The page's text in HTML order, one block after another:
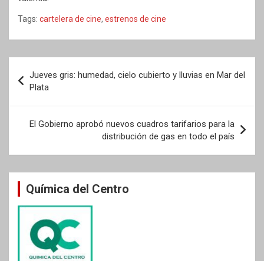
Tags: cartelera de cine, estrenos de cine
de
entradas
Jueves gris: humedad, cielo cubierto y lluvias en Mar del
Plata
El Gobierno aprobó nuevos cuadros tarifarios para la
distribución de gas en todo el país
Química del Centro